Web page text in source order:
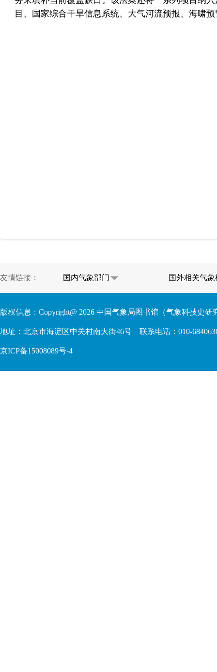
目、国家综合干旱信息系统、大气河流预报、海啸
友情链接： 国内气象部门 国外相关气象
版权信息：Copyright@ 2026 中国气象局图书馆（气象科技史研
地址：北京市海淀区中关村南大街46号 联系电话：010-
京ICP备15008089号-4